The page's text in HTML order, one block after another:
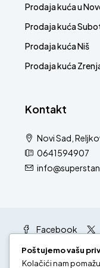
Prodaja kuća u
Prodaja kuća
Prodaja kuća Niš
Prodaja kuća
Kontakt
Novi Sad,
0641594907
Facebook
Poštujemo vašu
Kolačići nam